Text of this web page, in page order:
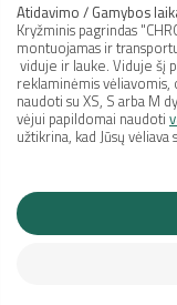
Atidavimo / Gamybos
Kryžminis pagrindas
montuojamas ir
viduje ir lauke. Viduje šį
reklaminėmis
naudoti su XS, S arba M
vėjui papildomai naudoti
užtikrina, kad Jūsų vėliava